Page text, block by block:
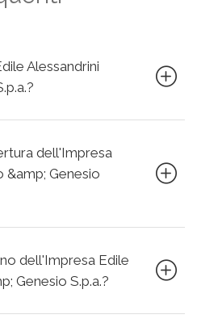
Alessandrini
dell'Impresa
&amp; Genesio
dell'Impresa Edile
Genesio S.p.a.?